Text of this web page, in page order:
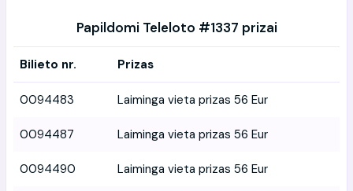
Papildomi Teleloto #1337 prizai
Bilieto nr. Prizas
0094483 Laiminga vieta prizas 56 Eur
0094487 Laiminga vieta prizas 56 Eur
0094490 Laiminga vieta prizas 56 Eur